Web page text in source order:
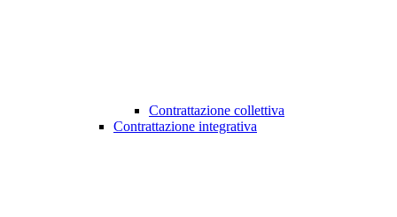
Contrattazione collettiva
Contrattazione integrativa